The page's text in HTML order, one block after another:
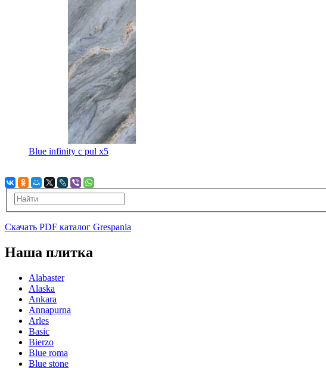
Blue infinity c pul x5
Скачать PDF каталог Grespania
Наша плитка
Alabaster
Alaska
Ankara
Annapurna
Arles
Basic
Bierzo
Blue roma
Blue stone